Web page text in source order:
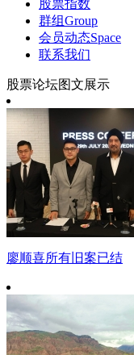
股票指数
群组Group
会员动态Space
联系我们
股票论坛图文展示
廖顺喜所有旧案已结